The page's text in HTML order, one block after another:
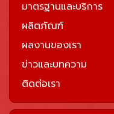
มาตรฐานและบริการ
ผลิตภัณฑ์
ผลงานของเรา
ข่าวและบทความ
ติดต่อเรา